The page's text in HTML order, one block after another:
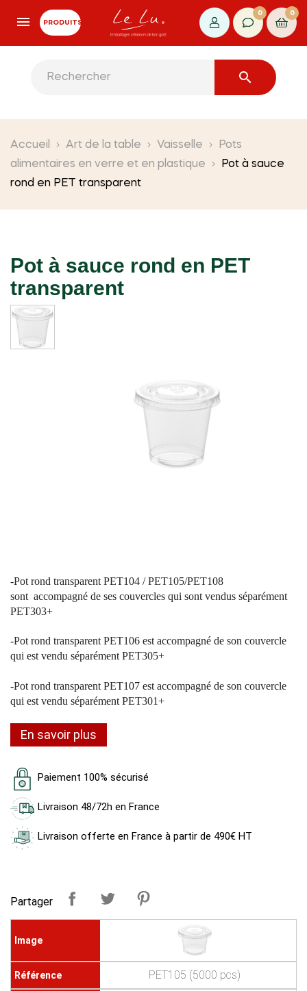
PRODUITS
0 0

Accueil Art de la table Vaisselle
Pots
alimentaires en verre et en plastique
Pot à sauce
rond en PET transparent
Pot à sauce rond en PET
transparent
-Pot rond transparent PET104 / PET105/PET108
sont accompagné de ses couvercles qui sont vendus séparément
PET303+
-Pot rond transparent PET106 estaccompagné de son couvercle
qui est vendu séparément PET305+
-Pot rond transparent PET107 est accompagné de son couvercle
qui est vendu séparément PET301+
En savoir plus
Paiement 100% sécurisé
Livraison 48/72h en France
Livraison offerte en France à partir de 490€ HT
Partager
PET105 (5000 pcs)